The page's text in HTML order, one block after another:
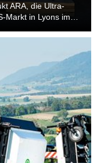
ARA, die Ultra-
Markt in Lyons im